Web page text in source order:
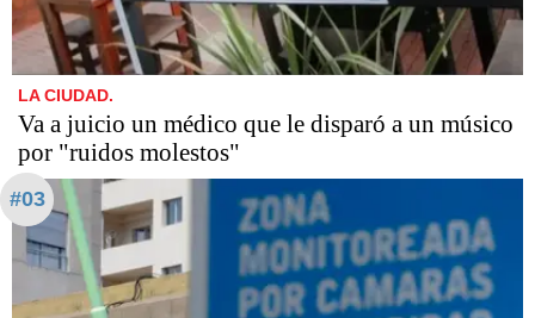
LA CIUDAD.
Va a juicio un médico que le disparó a un músico
por "ruidos molestos"
#03